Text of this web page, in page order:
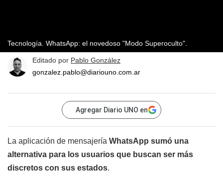
Tecnología. WhatsApp: el novedoso "Modo Superoculto".
Editado por Pablo González
gonzalez.pablo@diariouno.com.ar
Agregar Diario UNO en
La aplicación de mensajería WhatsApp sumó una
alternativa para los usuarios que buscan ser más
discretos con sus estados.